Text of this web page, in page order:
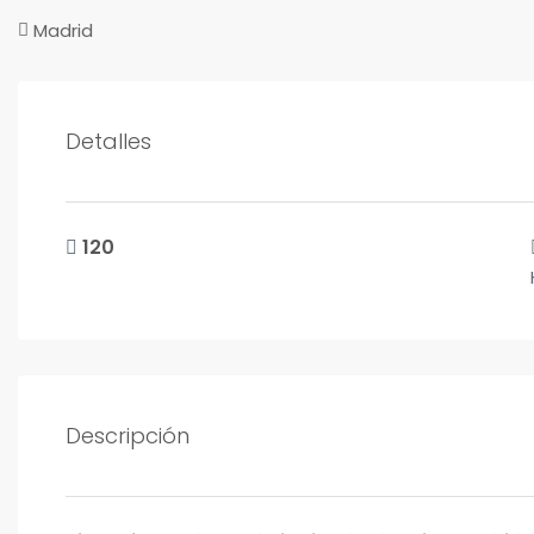
Madrid
Detalles
120
Descripción